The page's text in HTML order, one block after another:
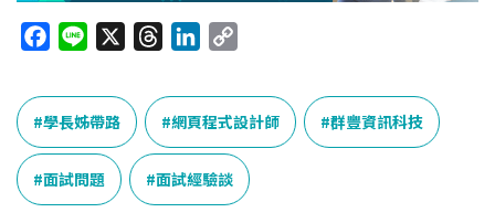
c
e
b
o
o
n
e
r
e
a
d
s
n
k
e
d
I
p
y
L
n
學長姊帶路 網頁程式設計師 群豐資訊科技
面試問題 面試經驗談